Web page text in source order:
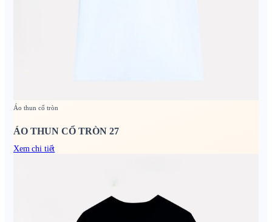
Áo thun cổ tròn
ÁO THUN CỔ TRÒN 27
Xem chi tiết